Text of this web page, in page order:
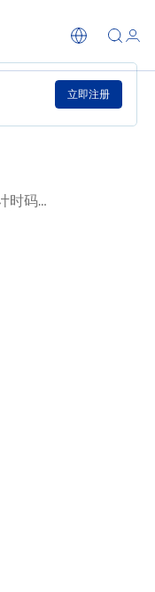
立即注册
时码
动型
发售